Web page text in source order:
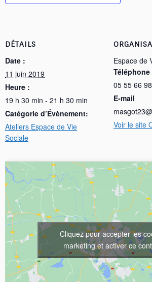
DÉTAILS
Date :
11 juin 2019
Heure :
19 h 30 min - 21 h 30 min
Catégorie d’Évènement:
Ateliers Espace de Vie
Sociale
Espace de
Téléphone
05 55 66
E-mail
Voir le site
Cliquez pour accepter les
marketing et activer ce